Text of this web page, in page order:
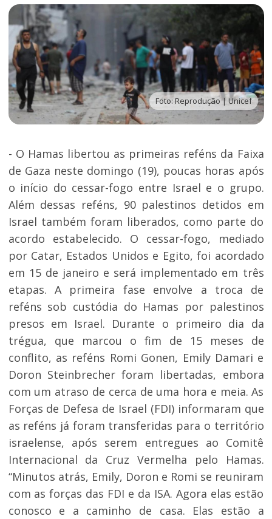
Foto: Reprodução | Unicef
- O Hamas libertou as primeiras reféns da Faixa
de Gaza neste domingo (19), poucas horas após
o início do cessar-fogo entre Israel e o grupo.
Além dessas reféns, 90 palestinos detidos em
Israel também foram liberados, como parte do
acordo estabelecido. O cessar-fogo, mediado
por Catar, Estados Unidos e Egito, foi acordado
em 15 de janeiro e será implementado em três
etapas. A primeira fase envolve a troca de
reféns sob custódia do Hamas por palestinos
presos em Israel. Durante o primeiro dia da
trégua, que marcou o fim de 15 meses de
conflito, as reféns Romi Gonen, Emily Damari e
Doron Steinbrecher foram libertadas, embora
com um atraso de cerca de uma hora e meia. As
Forças de Defesa de Israel (FDI) informaram que
as reféns já foram transferidas para o território
israelense, após serem entregues ao Comitê
Internacional da Cruz Vermelha pelo Hamas.
“Minutos atrás, Emily, Doron e Romi se reuniram
com as forças das FDI e da ISA. Agora elas estão
conosco e a caminho de casa. Elas estão a